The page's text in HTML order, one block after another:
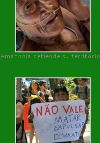
Amazonía defiende su territorio